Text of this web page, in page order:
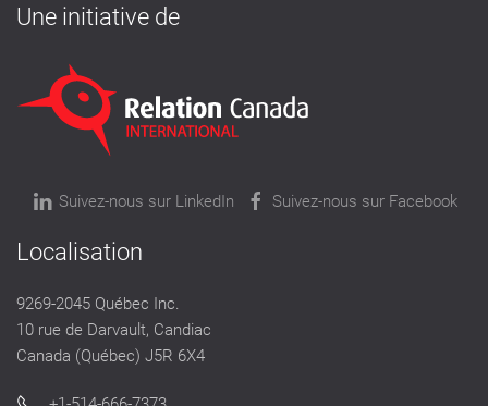
Une initiative de
Suivez-nous sur LinkedIn Suivez-nous sur Facebook
Localisation
9269-2045 Québec Inc.
10 rue de Darvault, Candiac
Canada (Québec) J5R 6X4